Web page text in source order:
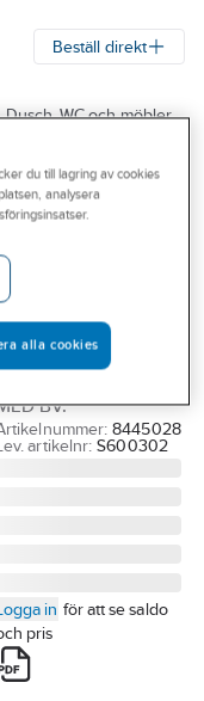
Beställ direkt
Dusch, WC och möbler
för
med
Mora
MA TAPPVENTIL
M.VÄGG FÄSTE,
BV.
8445028
artikelnr: S600302
in för att se saldo
pris
du till lagring av cookies
analysera
alla cookies